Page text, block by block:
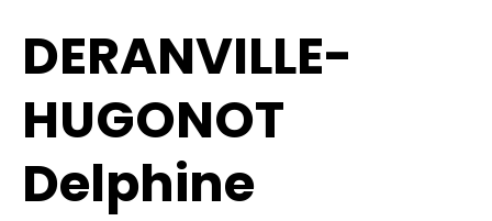
DERANVILLE-
HUGONOT
Delphine